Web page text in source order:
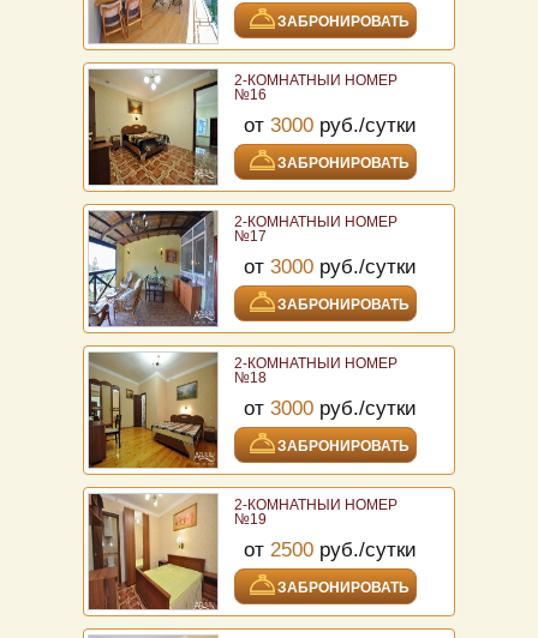
ЗАБРОНИРОВАТЬ
2-КОМНАТНЫЙ НОМЕР
№16
от 3000 руб./сутки
ЗАБРОНИРОВАТЬ
2-КОМНАТНЫЙ НОМЕР
№17
от 3000 руб./сутки
ЗАБРОНИРОВАТЬ
2-КОМНАТНЫЙ НОМЕР
№18
от 3000 руб./сутки
ЗАБРОНИРОВАТЬ
2-КОМНАТНЫЙ НОМЕР
№19
от 2500 руб./сутки
ЗАБРОНИРОВАТЬ